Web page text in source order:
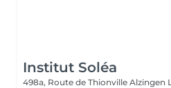
Institut Soléa
498a, Route de Thionville Alzingen